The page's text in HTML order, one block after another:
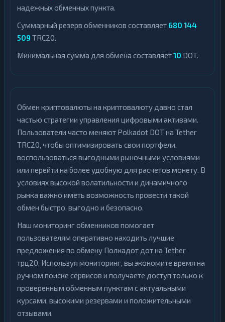
надежных обменных пункта.
Суммарный резерв обменников составляет 680 144
509 TRC20.
Минимальная сумма для обмена составляет10 DOT.
Обмен криптовалюты на криптовалюту давно стал
частью стратегии управления цифровыми активами.
Пользователи часто меняют Polkadot DOT на Tether
TRC20, чтобы оптимизировать свои портфели,
воспользоваться выгодными рыночными условиями
или перейти на более удобную для расчетов монету. В
условиях высокой волатильности и динамичного
рынка важно иметь возможность провести такой
обмен быстро, выгодно и безопасно.
Наш мониторинг обменников помогает
пользователям оперативно находить лучшие
предложения по обмену Полкадот дот на Tether
трц20. Используя мониторинг, вы экономите время на
ручном поиске сервисов и получаете доступ только к
проверенным обменным пунктам с актуальными
курсами, высокими резервами и положительными
отзывами.